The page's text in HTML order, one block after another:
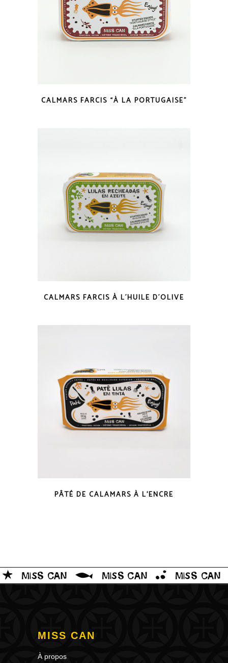
CALMARS FARCIS “À LA PORTUGAISE”
CALMARS FARCIS À L´HUILE D´OLIVE
PÂTÉ DE CALAMARS À L’ENCRE
MISS CAN
À propos